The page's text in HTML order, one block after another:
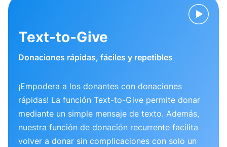
Text-to-Give
Donaciones rápidas, fáciles y repetibles
¡Empodera a los donantes con donaciones
rápidas! La función Text-to-Give permite donar
mediante un simple mensaje de texto. Además,
nuestra función de donación recurrente facilita
volver a donar sin complicaciones con solo un